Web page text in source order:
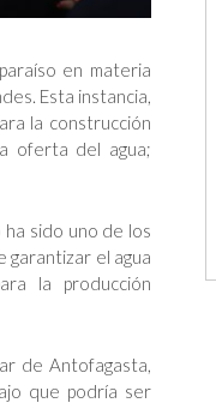
en materia
Esta instancia,
la construcción
oferta del agua;
sido uno de los
el agua
la producción
de Antofagasta,
que podría ser